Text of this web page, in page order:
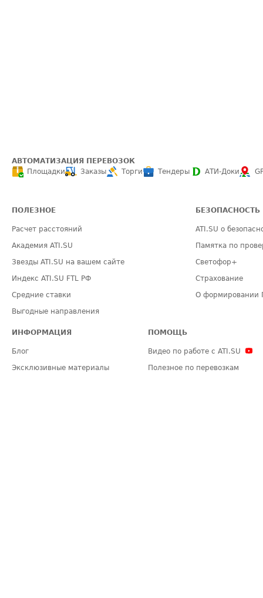
АВТОМАТИЗАЦИЯ ПЕРЕВОЗОК
Площадки
Заказы Торги Тендеры АТИ-Доки
ПОЛЕЗНОЕ
Расчет расстояний
Академия ATI.SU
Звезды ATI.SU на вашем сайте
Индекс ATI.SU FTL РФ
Средние ставки
Выгодные направления
БЕЗОПАСНОСТЬ
ATI.SU о
Памятка по
Светофор+
Страхование
О формировании
ИНФОРМАЦИЯ
Блог
Эксклюзивные материалы
ПОМОЩЬ
Видео по работе с ATI.SU
Полезное по перевозкам